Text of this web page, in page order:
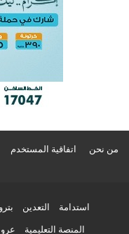
من نحن اتفاقية المستخدم
استدامة التعدين
المنصة التعليمية